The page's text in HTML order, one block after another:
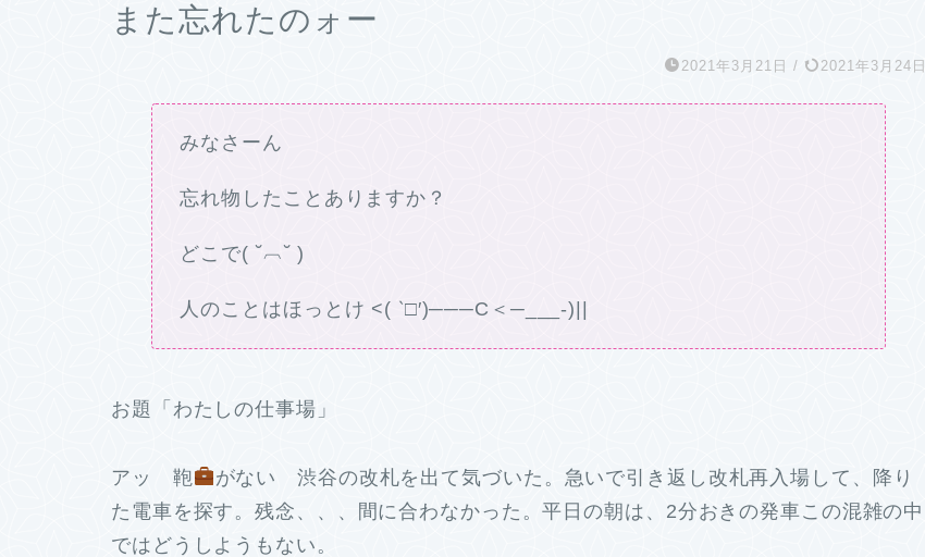
また忘れたのォー
2021年3月21日 / 2021年3月24日
みなさーん
忘れ物したことありますか？
どこで( ˘︹˘ )
人のことはほっとけ <( ‵□′)───C＜─___-)||
お題「わたしの仕事場」
アッ 鞄
がない 渋谷の改札を出て気づいた。急いで引き返し改札再入場して、降り
た電車を探す。残念、、、間に合わなかった。平日の朝は、2分おきの発車この混雑の中
ではどうしようもない。